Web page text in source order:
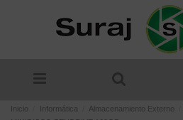
Inicio Informática Almacenamiento Externo